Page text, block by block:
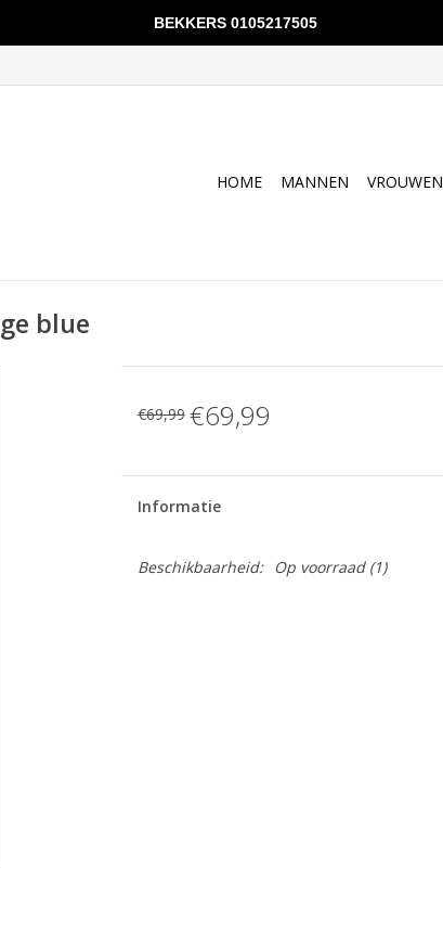
HOME MANNEN VROUWEN
blue
€69,99 €69,99
Informatie
Beschikbaarheid: Op voorraad(1)
BEKKERS 0105217505